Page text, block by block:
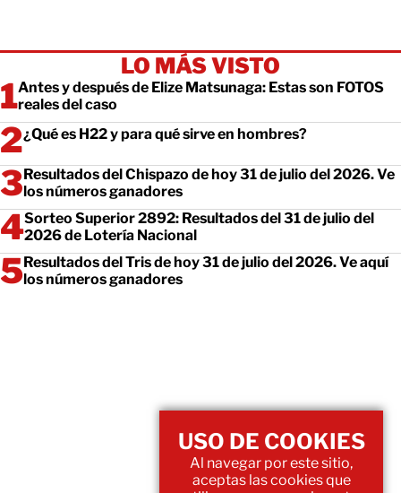
LO MÁS VISTO
Antes y después de Elize Matsunaga: Estas son FOTOS
reales del caso
¿Qué es H22 y para qué sirve en hombres?
Resultados del Chispazo de hoy 31 de julio del 2026. Ve
los números ganadores
Sorteo Superior 2892: Resultados del 31 de julio del
2026 de Lotería Nacional
Resultados del Tris de hoy 31 de julio del 2026. Ve aquí
los números ganadores
USO DE COOKIES
Al navegar por este sitio,
aceptas las cookies que